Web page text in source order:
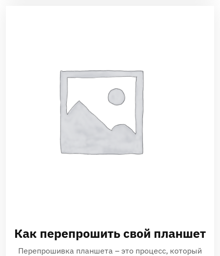
Как перепрошить свой планшет
Перепрошивка планшета – это процесс, который